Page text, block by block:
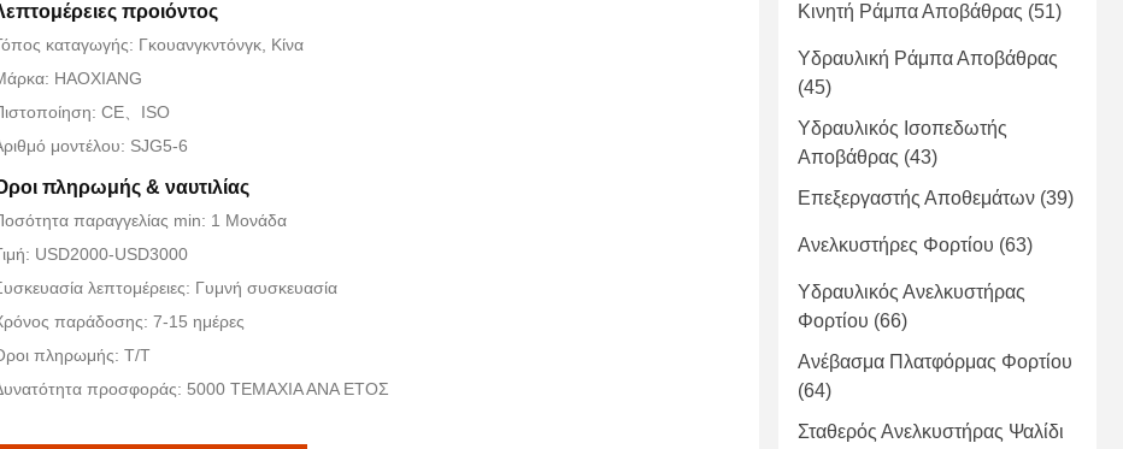
προιόντος
καταγωγής: Γκουανγκντόνγκ, Κίνα
HAOXIANG
CE、ISO
μοντέλου: SJG5-6
πληρωμής & ναυτιλίας
παραγγελίας min: 1 Μονάδα
USD2000-USD3000
λεπτομέρειες: Γυμνή συσκευασία
παράδοσης: 7-15 ημέρες
πληρωμής: T/T
προσφοράς: 5000 ΤΕΜΑΧΙΑ ΑΝΑ ΕΤΟΣ
Κινητή Ράμπα Αποβάθρας (51)
Υδραυλική Ράμπα Αποβάθρας
(45)
Υδραυλικός Ισοπεδωτής
Αποβάθρας (43)
Επεξεργαστής Αποθεμάτων (39)
Ανελκυστήρες Φορτίου (63)
Υδραυλικός Ανελκυστήρας
Φορτίου (66)
Ανέβασμα Πλατφόρμας Φορτίου
(64)
Σταθερός Ανελκυστήρας Ψαλίδι